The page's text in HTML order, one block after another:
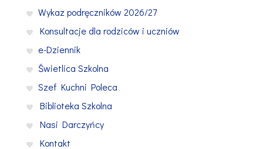
Wykaz podręczników 2026/27
Konsultacje dla rodziców i uczniów
e-Dziennik
Świetlica Szkolna
Szef Kuchni Poleca
Biblioteka Szkolna
Nasi Darczyńcy
Kontakt